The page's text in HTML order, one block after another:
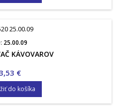
25.00.09
KÁVOVAROV
€
do košíka